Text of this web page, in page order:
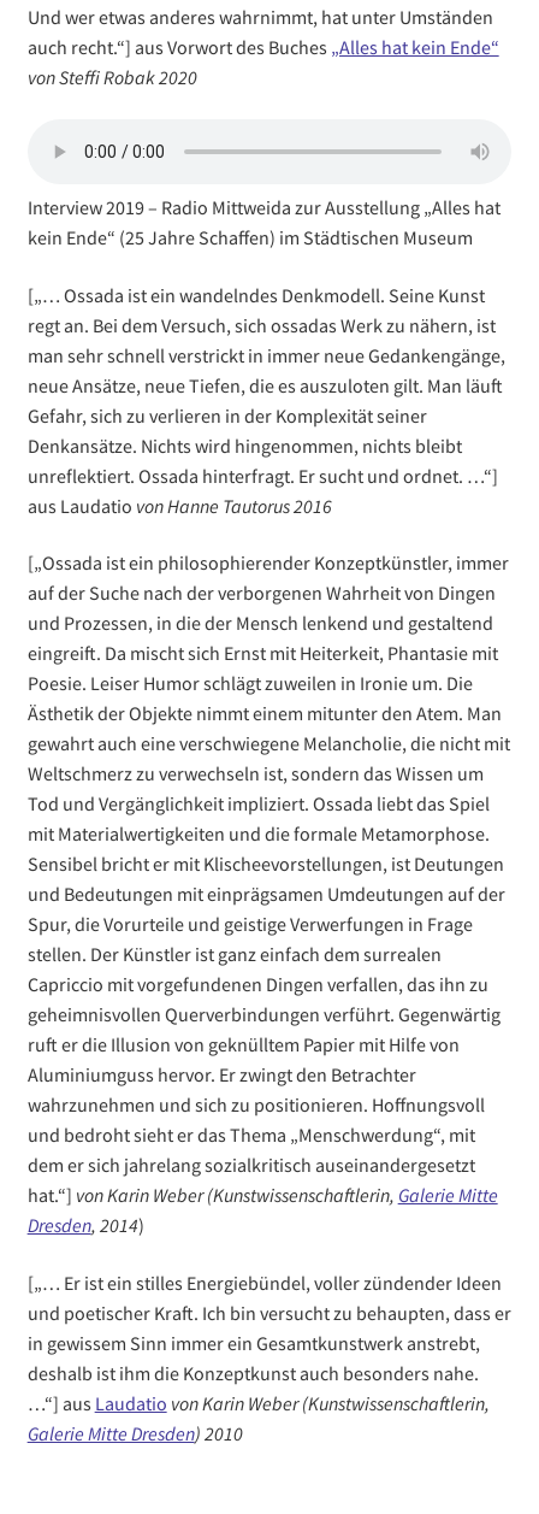
Und wer etwas anderes wahrnimmt, hat unter Umständen
auch recht.“] aus Vorwort des Buches „Alles hat kein Ende“
von Steffi Robak 2020
Interview 2019 – Radio Mittweida zur Ausstellung „Alles hat
kein Ende“ (25 Jahre Schaffen) im Städtischen Museum
[„… Ossada ist ein wandelndes Denkmodell. Seine Kunst
regt an. Bei dem Versuch, sich ossadas Werk zu nähern, ist
man sehr schnell verstrickt in immer neue Gedankengänge,
neue Ansätze, neue Tiefen, die es auszuloten gilt. Man läuft
Gefahr, sich zu verlieren in der Komplexität seiner
Denkansätze. Nichts wird hingenommen, nichts bleibt
unreflektiert. Ossada hinterfragt. Er sucht und ordnet. …“]
aus Laudatio von Hanne Tautorus 2016
[„Ossada ist ein philosophierender Konzeptkünstler, immer
auf der Suche nach der verborgenen Wahrheit von Dingen
und Prozessen, in die der Mensch lenkend und gestaltend
eingreift. Da mischt sich Ernst mit Heiterkeit, Phantasie mit
Poesie. Leiser Humor schlägt zuweilen in Ironie um. Die
Ästhetik der Objekte nimmt einem mitunter den Atem. Man
gewahrt auch eine verschwiegene Melancholie, die nicht mit
Weltschmerz zu verwechseln ist, sondern das Wissen um
Tod und Vergänglichkeit impliziert. Ossada liebt das Spiel
mit Materialwertigkeiten und die formale Metamorphose.
Sensibel bricht er mit Klischeevorstellungen, ist Deutungen
und Bedeutungen mit einprägsamen Umdeutungen auf der
Spur, die Vorurteile und geistige Verwerfungen in Frage
stellen. Der Künstler ist ganz einfach dem surrealen
Capriccio mit vorgefundenen Dingen verfallen, das ihn zu
geheimnisvollen Querverbindungen verführt. Gegenwärtig
ruft er die Illusion von geknülltem Papier mit Hilfe von
Aluminiumguss hervor. Er zwingt den Betrachter
wahrzunehmen und sich zu positionieren. Hoffnungsvoll
und bedroht sieht er das Thema „Menschwerdung“, mit
dem er sich jahrelang sozialkritisch auseinandergesetzt
hat.“] von Karin Weber (Kunstwissenschaftlerin, Galerie Mitte
Dresden, 2014)
[„… Er ist ein stilles Energiebündel, voller zündender Ideen
und poetischer Kraft. Ich bin versucht zu behaupten, dass er
in gewissem Sinn immer ein Gesamtkunstwerk anstrebt,
deshalb ist ihm die Konzeptkunst auch besonders nahe.
…“] aus Laudatio von Karin Weber (Kunstwissenschaftlerin,
Galerie Mitte Dresden) 2010